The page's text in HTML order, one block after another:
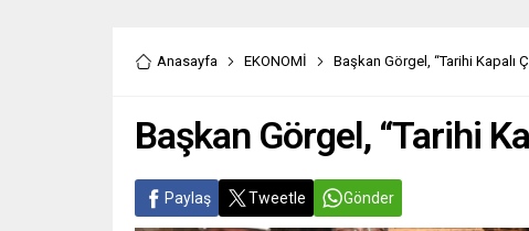
Anasayfa EKONOMİ Başkan Görgel, “Tarihi Kapalı
Başkan Görgel, “Tarihi
Paylaş Tweetle Gönder